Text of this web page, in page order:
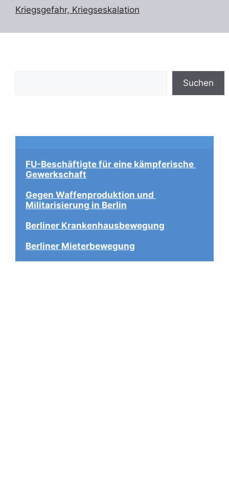
Kriegsgefahr, Kriegseskalation
Suchen
FU-Beschäftigte für eine kämpferische
Gewerkschaft
Gegen Waffenproduktion und
Militarisierung in Berlin
Berliner Krankenhausbewegung
Berliner Mieterbewegung